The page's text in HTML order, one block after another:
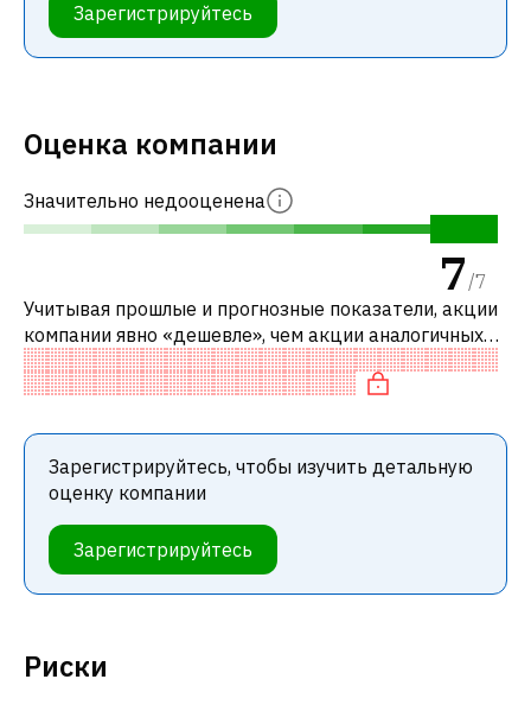
Зарегистрируйтесь
Риски
Оценка компании
Значительно недооценена
7/7
Учитывая прошлые и прогнозные показатели, акции
компании явно «дешевле», чем акции аналогичных
компаний.
Зарегистрируйтесь, чтобы изучить детальную
оценку компании
Зарегистрируйтесь